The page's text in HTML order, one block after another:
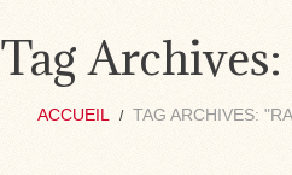
Tag Archives:
ACCUEIL TAG ARCHIVES: